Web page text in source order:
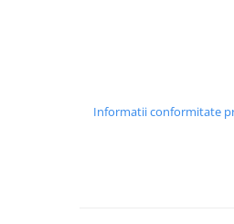
Informatii conformitate